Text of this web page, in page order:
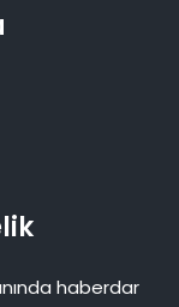
haberdar